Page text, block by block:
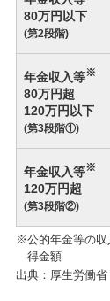
80万円以下
(第2段階)
年金収入等※
80万円超
120万円以下
(第3段階①)
年金収入等※
120万円超
(第3段階②)
※公的年金等の収
得金額
出典：厚生労働省